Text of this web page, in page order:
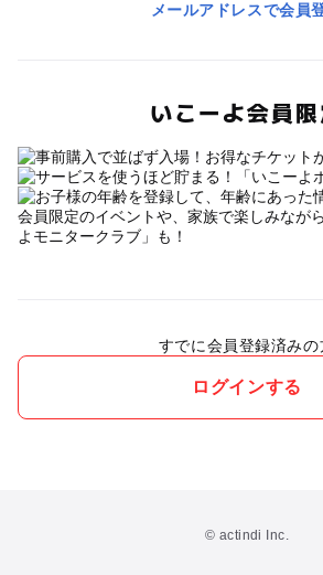
メールアドレスで会員
いこーよ会員
会員限定のイベントや、家族で楽しみなが
よモニタークラブ」も！
すでに会員登録済みの
ログインする
© actindi Inc.